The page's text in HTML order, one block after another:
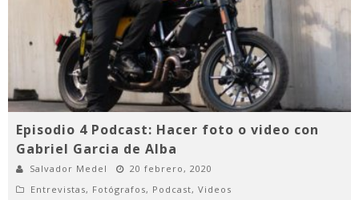
Episodio 4 Podcast: Hacer foto o video con
Gabriel Garcia de Alba
Salvador Medel
20 febrero, 2020
Entrevistas, Fotógrafos, Podcast, Videos